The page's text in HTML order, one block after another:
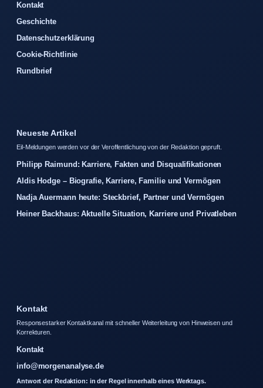
Kontakt
Geschichte
Datenschutzerklärung
Cookie-Richtlinie
Rundbrief
Neueste Artikel
Eil-Meldungen werden vor der Veroffentlichung von der Redaktion gepruft.
Philipp Raimund: Karriere, Fakten und Disqualifikationen
Aldis Hodge – Biografie, Karriere, Familie und Vermögen
Nadja Auermann heute: Steckbrief, Partner und Vermögen
Heiner Backhaus: Aktuelle Situation, Karriere und Privatleben
Kontakt
Responsestarker Kontaktkanal mit schneller Weiterleitung von Hinweisen und
Korrekturen.
Kontakt
info@morgenanalyse.de
Antwort der Redaktion: in der Regel innerhalb eines Werktags.